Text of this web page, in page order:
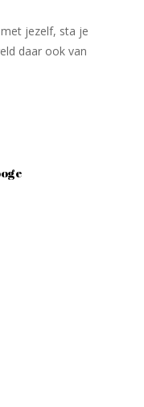
jezelf, sta je
daar ook van